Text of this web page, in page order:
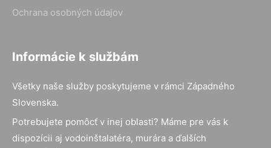
Ochrana osobných údajov
Informácie k službám
Všetky naše služby poskytujeme v rámci Západného
Slovenska.
Potrebujete pomôcť v inej oblasti? Máme pre vás k
dispozícii aj vodoinštalatéra, murára a ďalších